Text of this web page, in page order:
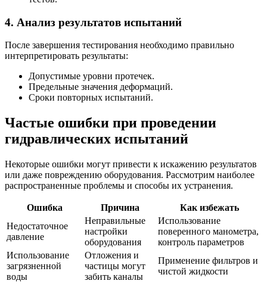
4. Анализ результатов испытаний
После завершения тестирования необходимо правильно
интерпретировать результаты:
Допустимые уровни протечек.
Предельные значения деформаций.
Сроки повторных испытаний.
Частые ошибки при проведении
гидравлических испытаний
Некоторые ошибки могут привести к искажению результатов
или даже повреждению оборудования. Рассмотрим наиболее
распространенные проблемы и способы их устранения.
Ошибка Причина
Как избежать
Недостаточное
давление
Неправильные
настройки
оборудования
Использование
поверенного манометра,
контроль параметров
Использование
загрязненной
воды
Отложения и
частицы могут
забить каналы
Применение фильтров и
чистой жидкости